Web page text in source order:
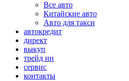
Все авто
Китайские авто
Авто для такси
автокредит
директ
выкуп
трейд ин
сервис
контакты